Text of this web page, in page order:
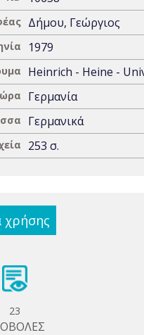
Δήμου, Γεώργιος
1979
Heinrich - Heine -
Γερμανία
Γερμανικά
253 σ.
χρήσης
23